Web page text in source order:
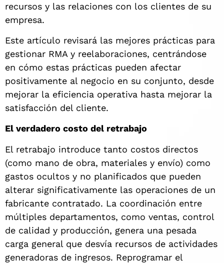
recursos y las relaciones con los clientes de su
empresa.
Este artículo revisará las mejores prácticas para
gestionar RMA y reelaboraciones, centrándose
en cómo estas prácticas pueden afectar
positivamente al negocio en su conjunto, desde
mejorar la eficiencia operativa hasta mejorar la
satisfacción del cliente.
El verdadero costo del retrabajo
El retrabajo introduce tanto costos directos
(como mano de obra, materiales y envío) como
gastos ocultos y no planificados que pueden
alterar significativamente las operaciones de un
fabricante contratado. La coordinación entre
múltiples departamentos, como ventas, control
de calidad y producción, genera una pesada
carga general que desvía recursos de actividades
generadoras de ingresos. Reprogramar el